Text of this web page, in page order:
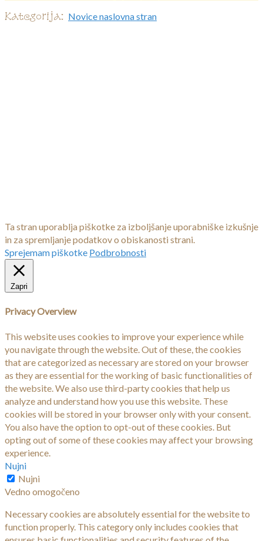
Kategorija: Novice naslovna stran
Ta stran uporablja piškotke za izboljšanje uporabniške izkušnje
in za spremljanje podatkov o obiskanosti strani.
Sprejemam piškotke Podbrobnosti
Zapri
Privacy Overview
This website uses cookies to improve your experience while
you navigate through the website. Out of these, the cookies
that are categorized as necessary are stored on your browser
as they are essential for the working of basic functionalities of
the website. We also use third-party cookies that help us
analyze and understand how you use this website. These
cookies will be stored in your browser only with your consent.
You also have the option to opt-out of these cookies. But
opting out of some of these cookies may affect your browsing
experience.
Nujni
Nujni
Vedno omogočeno
Necessary cookies are absolutely essential for the website to
function properly. This category only includes cookies that